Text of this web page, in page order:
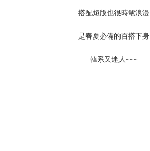
搭配短版也很時髦浪漫
是春夏必備的百搭下身
韓系又迷人~~~